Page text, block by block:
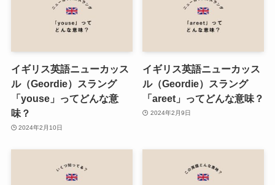
イギリス英語ニューカッス
ル（Geordie）スラング
「youse」ってどんな意
味？
2024年2月10日
イギリス英語ニューカッス
ル（Geordie）スラング
「areet」ってどんな意味？
2024年2月9日